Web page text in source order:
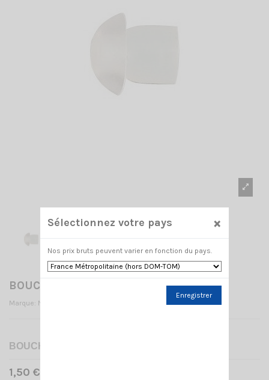
BOUCHON D'OREILLETTE
Marque: NAGOYA
BOUCHON D'OREILLETTE
1,50 € TTC
Sélectionnez votre pays ×
Nos prix bruts peuvent varier en fonction du pays.
Enregistrer